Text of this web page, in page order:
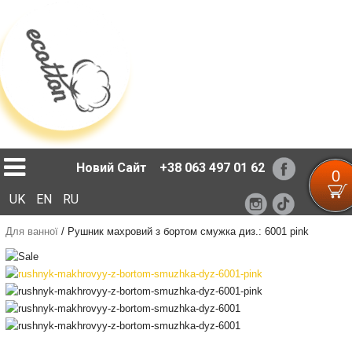
Новий Сайт +38 063 497 01 62 0
UK EN RU
Для ванної/ Рушник махровий з бортом смужка диз.: 6001 pink